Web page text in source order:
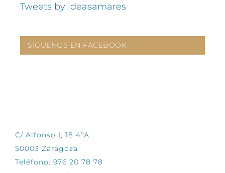
Tweets by ideasamares
SÍGUENOS EN FACEBOOK
C/ Alfonso I, 18 4ºA
50003 Zaragoza
Teléfono: 976 20 78 78